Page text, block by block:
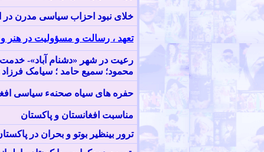
خلای نبود احزاب سياسی مدرن در
تعهد ، رسالت و مسؤوليت در هنر و
رعیت در شهر «دشنام آباد»-
محمود؛ سمیع حامد ؛ سیامک فرزاد
حفره های سیاه صحنهء سیاسی
مناسبت افغانستان و پاکستان
ترور بینظیر بوتو و بحران در